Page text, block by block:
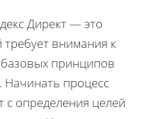
Директ — это
внимания к
принципов
процесс
с определения целей